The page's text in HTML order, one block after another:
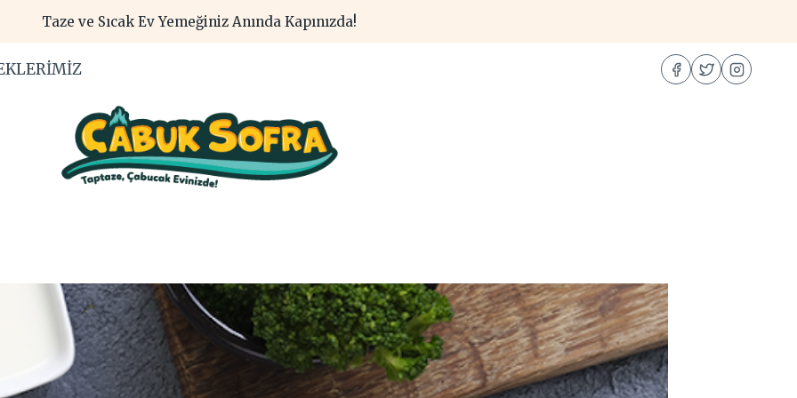
Taze ve Sıcak Ev Yemeğiniz Anında Kapınızda!